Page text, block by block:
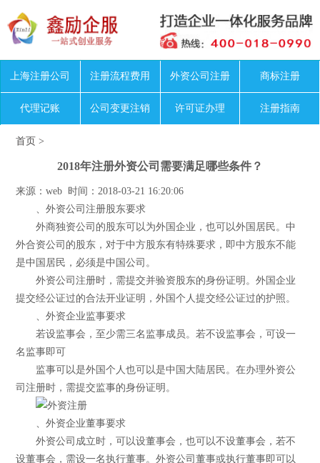
上海注册公司 注册流程费用 外资公司注册 商标注册
代理记账 公司变更注销 许可证办理 注册指南
首页 >
2018年注册外资公司需要满足哪些条件？
来源：web 时间：2018-03-21 16:20:06
、外资公司注册股东要求
外商独资公司的股东可以为外国企业，也可以外国居民。中
外合资公司的股东，对于中方股东有特殊要求，即中方股东不能
是中国居民，必须是中国公司。
外资公司注册时，需提交并验资股东的身份证明。外国企业
提交经公证过的合法开业证明，外国个人提交经公证过的护照。
、外资企业监事要求
若设监事会，至少需三名监事成员。若不设监事会，可设一
名监事即可
监事可以是外国个人也可以是中国大陆居民。在办理外资公
司注册时，需提交监事的身份证明。
、外资企业董事要求
外资公司成立时，可以设董事会，也可以不设董事会，若不
设董事会，需设一名执行董事。外资公司董事或执行董事即可以